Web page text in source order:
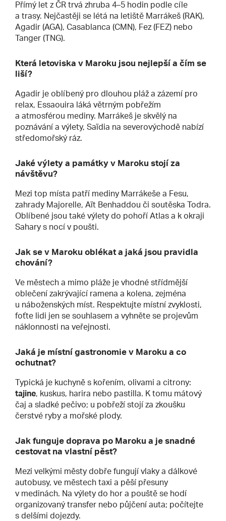
Přímý let z ČR trvá zhruba 4–5 hodin podle cíle
a trasy. Nejčastěji se létá na letiště Marrákeš (RAK),
Agadir (AGA), Casablanca (CMN), Fez (FEZ) nebo
Tanger (TNG).
Která letoviska v Maroku jsou nejlepší a čím se
liší?
Agadir je oblíbený pro dlouhou pláž a zázemí pro
relax, Essaouira láká větrným pobřežím
a atmosférou mediny. Marrákeš je skvělý na
poznávání a výlety, Saïdia na severovýchodě nabízí
středomořský ráz.
Jaké výlety a památky v Maroku stojí za
návštěvu?
Mezi top místa patří mediny Marrákeše a Fesu,
zahrady Majorelle, Aït Benhaddou či soutěska Todra.
Oblíbené jsou také výlety do pohoří Atlas a k okraji
Sahary s nocí v poušti.
Jak se v Maroku oblékat a jaká jsou pravidla
chování?
Ve městech a mimo pláže je vhodné střídmější
oblečení zakrývající ramena a kolena, zejména
u náboženských míst. Respektujte místní zvyklosti,
foťte lidi jen se souhlasem a vyhněte se projevům
náklonnosti na veřejnosti.
Jaká je místní gastronomie v Maroku a co
ochutnat?
Typická je kuchyně s kořením, olivami a citrony:
tajine, kuskus, harira nebo pastilla. K tomu mátový
čaj a sladké pečivo; u pobřeží stojí za zkoušku
čerstvé ryby a mořské plody.
Jak funguje doprava po Maroku a je snadné
cestovat na vlastní pěst?
Mezi velkými městy dobře fungují vlaky a dálkové
autobusy, ve městech taxi a pěší přesuny
v medinách. Na výlety do hor a pouště se hodí
organizovaný transfer nebo půjčení auta; počítejte
s delšími dojezdy.